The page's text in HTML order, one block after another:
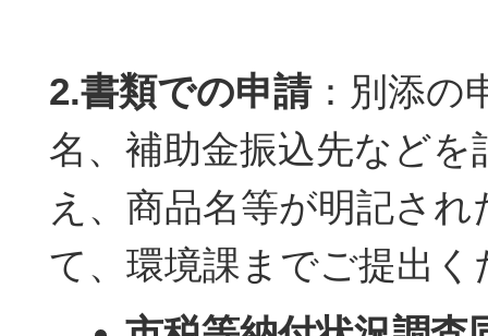
2.書類での申請：別添の
名、補助金振込先などを
え、商品名等が明記さ
て、環境課までご提出く